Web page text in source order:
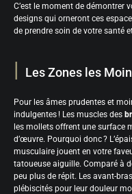
C’est le moment de démontrer
designs qui orneront ces
de prendre soin de votre santé
Les Zones les
Pour les âmes prudentes et
indulgentes ! Les muscles des
les mollets offrent une surface
d’œuvre. Pourquoi donc ?
musculaire jouent en votre
tatoueuse aiguille. Comparé à
peu plus de répit. Les avant-
plébiscités pour leur douleur